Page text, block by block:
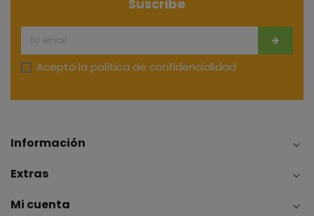
Suscribe
Acepto la política de confidencialidad
Información 
Extras 
Mi cuenta 